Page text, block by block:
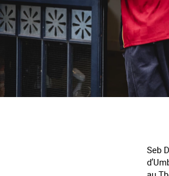
Seb